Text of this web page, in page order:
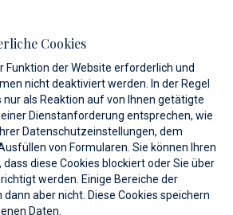
282
im Handelsregister des
Zagreb unter der Nummer:Zg/Tt-
in: Raiffeisenbank Austria d.d.
kn
Cookies
Funktion der Website erforderlich und
nicht deaktiviert werden. In der Regel
nur als Reaktion auf von Ihnen getätigte
Dienstanforderung entsprechen, wie
Datenschutzeinstellungen, dem
von Formularen. Sie können Ihren
dass diese Cookies blockiert oder Sie über
werden. Einige Bereiche der
aber nicht. Diese Cookies speichern
Daten.